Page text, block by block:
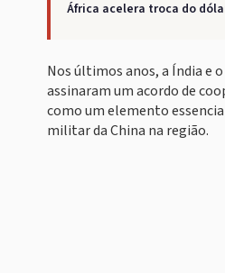
África acelera troca do
Nos últimos anos, a Índia e
assinaram um acordo de
como um elemento
militar da China na região.